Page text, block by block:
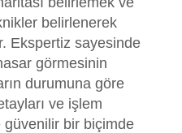
belirlenerek
Ekspertiz sayesinde
görmesinin
durumuna göre
ve işlem
güvenilir bir biçimde